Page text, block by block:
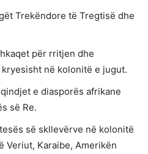
Trekëndore të Tregtisë dhe
për rritjen dhe
në kolonitë e jugut.
e diasporës afrikane
së Re.
së skllevërve në kolonitë
Veriut, Karaibe, Amerikën